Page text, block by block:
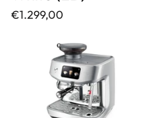
€1.299,00